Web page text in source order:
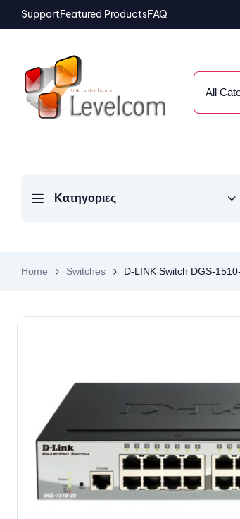
SupportFeatured ProductsFAQ
All
Κατηγοριες
Home Switches D-LINK Switch DGS-